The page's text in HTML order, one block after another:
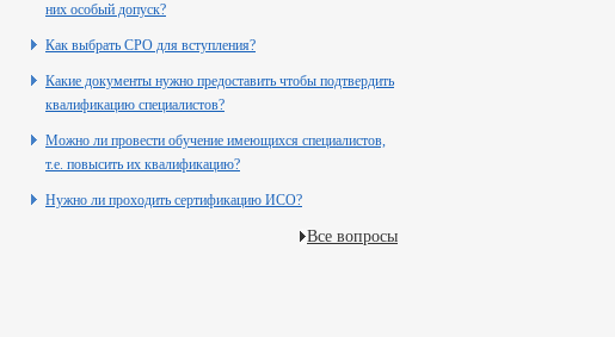
них особый допуск?
Как выбрать СРО для вступления?
Какие документы нужно предоставить чтобы подтвердить
квалификацию специалистов?
Можно ли провести обучение имеющихся специалистов,
т.е. повысить их квалификацию?
Нужно ли проходить сертификацию ИСО?
Все вопросы